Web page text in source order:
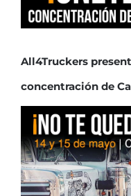
All4Truckers
concentración de